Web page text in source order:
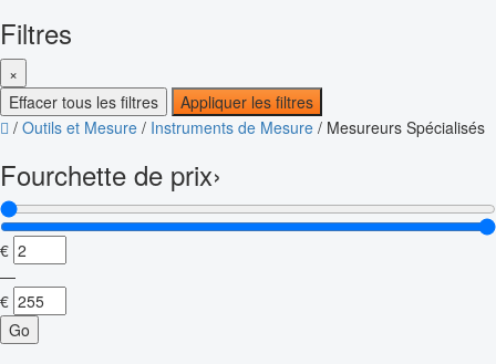
Filtres
×
Effacer tous les filtres
Appliquer les filtres
/ Outils et Mesure / Instruments de Mesure / Mesureurs Spécialisés
Fourchette de prix›
€
—
€
Go